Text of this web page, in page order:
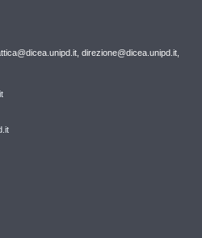
direzione@dicea.unipd.it,